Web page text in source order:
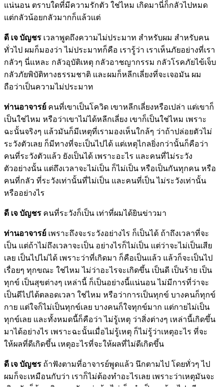
แน่นอน ตราบใดที่มีความรักตัว ใช่ไหม เกิดมานี่ก็กลัวไปหมด
แต่กลัวน้อยกลัวมากก็แล้วแต่
ดี เจ บัญชร เวลาพูดถึงความไม่ประมาท สำหรับผม สำหรับคน
ทั่วไป ผมก็มองว่า ไม่ประมาทก็คือ เรารู้ว่า เราเห็นภัยอย่างที่เรา
กลัวๆ นี่แหละ กลัวอุบัติเหตุ กลัวอาชญากรรม กลัวโรคภัยไข้เจ็บ
กลัวภัยพิบัติทางธรรมชาติ และผมก็หลีกเลี่ยงที่จะเจอมัน ผม
ถือว่าเป็นความไม่ประมาท
ท่านอาจารย์ คนที่เขาเป็นโควิด เขาหลีกเลี่ยงหรือเปล่า แต่เขาก็
เป็นใช่ไหม หรือว่าเขาไม่ได้หลีกเลี่ยง เขาก็เป็นใช่ไหม เพราะ
ฉะนั้นจริงๆ แล้วมันก็มีเหตุที่เรามองเห็นใกล้ๆ ว่าถ้าปล่อยตัวไม่
ระวังตัวเลย ก็มีทางที่จะเป็นไปได้ แต่เหตุไกลยิ่งกว่านั้นก็คือว่า
คนที่ระวังตัวแล้ว ยังเป็นได้ เพราะอะไร และคนที่ไม่ระวัง
ตัวอย่างนั้น แต่ถึงเวลาจะไม่เป็น ก็ไม่เป็น หรือเป็นกันทุกคน หรือ
คนที่กลัว ที่ระวังเท่านั้นที่ไม่เป็น และคนที่เป็น ไม่ระวังเท่านั้น
หรืออย่างไร
ดี เจ บัญชร คนที่ระวังก็เป็น เท่าที่ผมได้ยินข่าวมา
ท่านอาจารย์ เพราะถึงจะระวังอย่างไร ก็เป็นได้ ถ้าถึงเวลาที่จะ
เป็น แต่ถ้าไม่ถึงเวลาจะเป็น อย่างไรก็ไม่เป็น แต่ว่าจะไม่เป็นเสีย
เลย เป็นไปไม่ได้ เพราะว่าที่เกิดมา ก็คือเป็นแล้ว แล้วก็จะเป็นไป
เรื่อยๆ ทุกขณะ ใช่ไหม ไม่ว่าอะไรจะเกิดขึ้น เป็นดี เป็นร้าย เป็น
ทุกข์ เป็นสุขต่างๆ เหล่านี้ ก็เป็นอย่างนี้แน่นอน ไม่มีการที่ว่าจะ
เป็นดีไปได้ตลอดเวลา ใช่ไหม หรือว่าการเป็นทุกข์ บางคนก็ทุกข์
กาย แต่ใจก็ไม่เป็นทุกข์เลย บางคนก็ใจทุกข์มาก แต่กายไม่เป็น
ทุกข์เลย และทั้งหมดนี้ก็คือว่า ไม่รู้เหตุ ว่าสิ่งต่างๆ เหล่านี้เกิดขึ้น
มาได้อย่างไร เพราะฉะนั้นเมื่อไม่รู้เหตุ ก็ไม่รู้ว่าเหตุอะไร ที่จะ
ให้ผลที่ดีเกิดขึ้น เหตุอะไรที่จะให้ผลที่ไม่ดีเกิดขึ้น
ดี เจ บัญชร ถ้าฟังตามที่อาจารย์พูดแล้ว นึกตามไป โดยทั่วๆ ไป
ผมก็จะเหมือนกับว่า เราก็ไม่ต้องทำอะไรเลย เพราะว่าเหตุมันจะ